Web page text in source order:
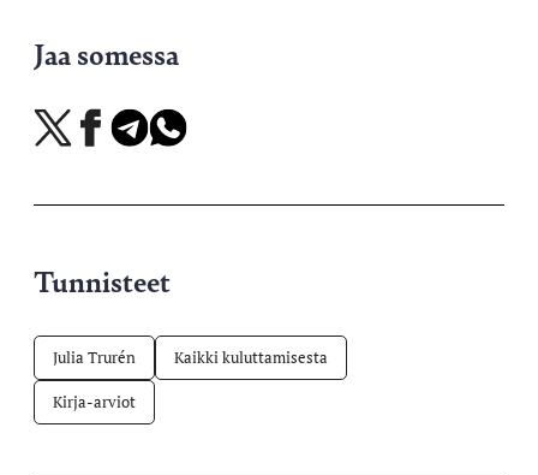
Jaa somessa
Jaa
X-
Jaa
Facebookissa
Jaa
Telegramissa
Jaa
WhatsAppissa
Tunnisteet
Julia Trurén Kaikki kuluttamisesta
Kirja-arviot